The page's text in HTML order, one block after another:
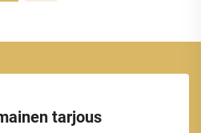
tarjous